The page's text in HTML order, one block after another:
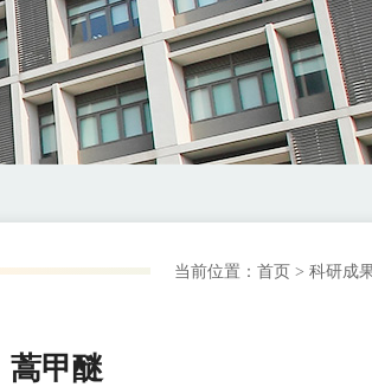
当前位置： 首页 > 科研成
蒿甲醚